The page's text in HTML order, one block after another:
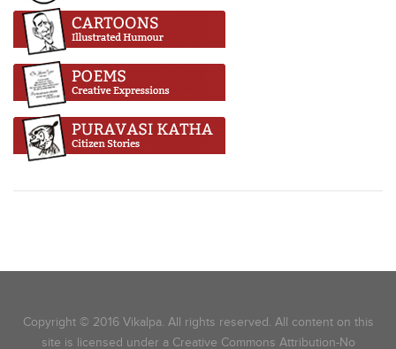
Copyright © 2016 Vikalpa. All rights reserved. All content on this
site is licensed under a Creative Commons Attribution-No